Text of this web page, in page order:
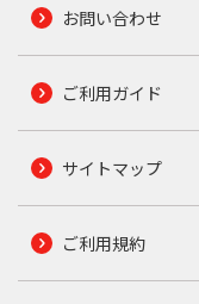
お問い合わせ
ご利用ガイド
サイトマップ
ご利用規約